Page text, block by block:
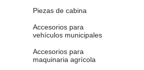
Piezas de cabina
Accesorios para
vehículos municipales
Accesorios para
maquinaria agrícola